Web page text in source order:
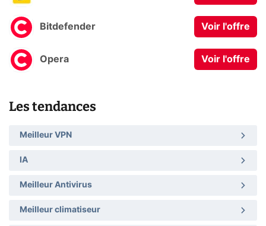
Bitdefender Voir l'offre
Opera Voir l'offre
Les tendances
Meilleur VPN
IA
Meilleur Antivirus
Meilleur climatiseur